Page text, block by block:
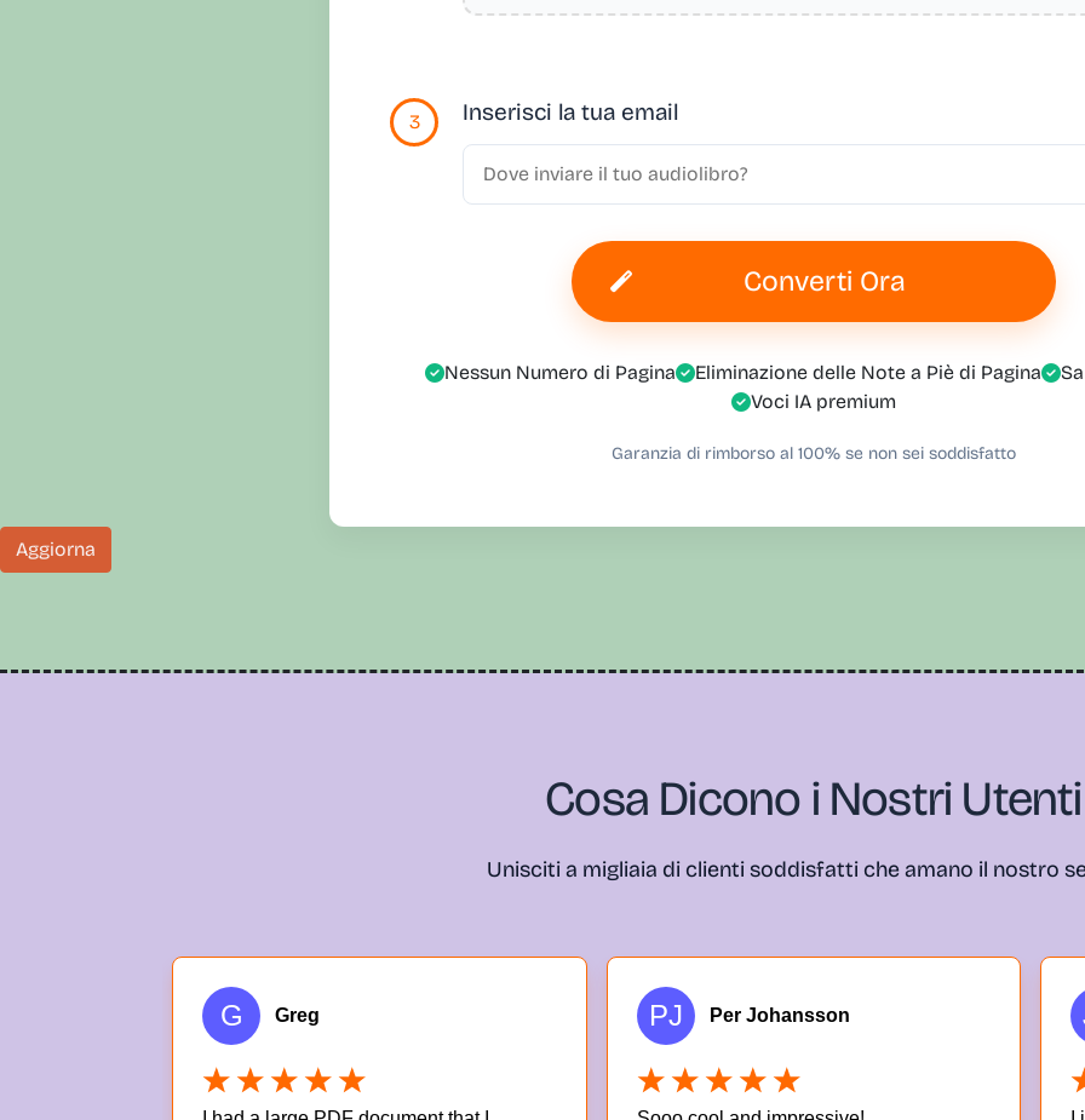
3 Inserisci la tua email
Converti Ora
Nessun Numero di Pagina Eliminazione delle Note a Piè di Pagina
Voci IA premium
Garanzia di rimborso al 100% se non sei soddisfatto
Aggiorna
Cosa Dicono i Nostri Utenti
Unisciti a migliaia di clienti soddisfatti che amano il nostro